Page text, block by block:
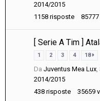
2014/2015
1158 risposte 85777
[ Serie A Tim ]
1 2 3 4 18
Da Juventus Mea Lux,
2014/2015
438 risposte 35659